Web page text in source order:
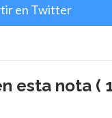
en Twitter
esta nota (